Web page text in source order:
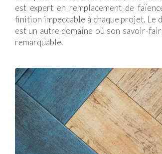
est expert en remplacement de
finition impeccable à chaque projet. Le
est un autre domaine où son savoir-
remarquable.